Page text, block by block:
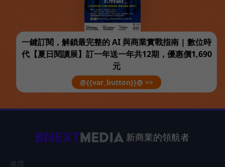
一鍵訂閱，解鎖最完整的 AI 與商業實戰指南 | 數位時
代【夏日閱讀展】訂一年送一年共12期，優惠價1,690
元
@{{var_button}}@ >>
新商業的領航者
媒體